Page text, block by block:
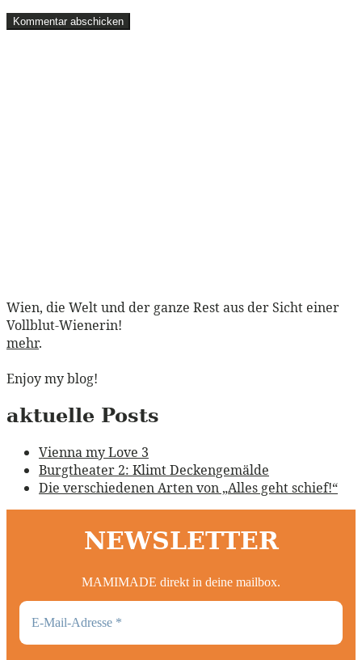
Wien, die Welt und der ganze Rest aus der Sicht einer
Vollblut-Wienerin!
mehr.
Enjoy my blog!
aktuelle Posts
Vienna my Love 3
Burgtheater 2: Klimt Deckengemälde
Die verschiedenen Arten von „Alles geht schief!“
NEWSLETTER
MAMIMADE direkt in deine mailbox.